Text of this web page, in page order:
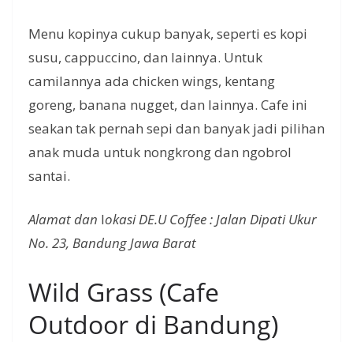
Menu kopinya cukup banyak, seperti es kopi
susu, cappuccino, dan lainnya. Untuk
camilannya ada chicken wings, kentang
goreng, banana nugget, dan lainnya. Cafe ini
seakan tak pernah sepi dan banyak jadi pilihan
anak muda untuk nongkrong dan ngobrol
santai.
Alamat dan lokasi DE.U Coffee : Jalan Dipati Ukur
No. 23, Bandung Jawa Barat
Wild Grass (Cafe
Outdoor di Bandung)